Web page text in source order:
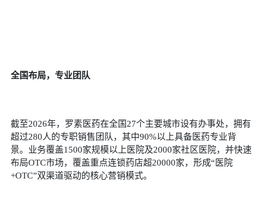
全国布局，专业团队
截至2026年，罗素医药在全国 27个主要城市设有办事处，拥有
超过280人的专职销售团队，其中90%以上具备医药专业背
景。业务覆盖1500家规模以上医院及2000家社区医院，并快速
布局OTC市场，覆盖重点连锁药店超20000家，形成“医院
+OTC”双渠道驱动的核心营销模式。